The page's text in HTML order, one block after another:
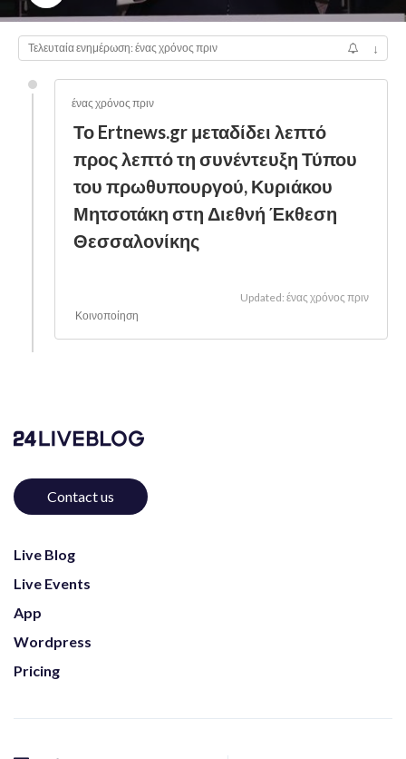
Τελευταία ενημέρωση: ένας χρόνος πριν ↓
ένας χρόνος πριν
Το Ertnews.gr μεταδίδει λεπτό
προς λεπτό τη συνέντευξη Τύπου
του πρωθυπουργού, Κυριάκου
Μητσοτάκη στη Διεθνή Έκθεση
Θεσσαλονίκης
Updated: ένας χρόνος πριν
Κοινοποίηση
Contact us
Live Blog
Live Events
App
Wordpress
Pricing